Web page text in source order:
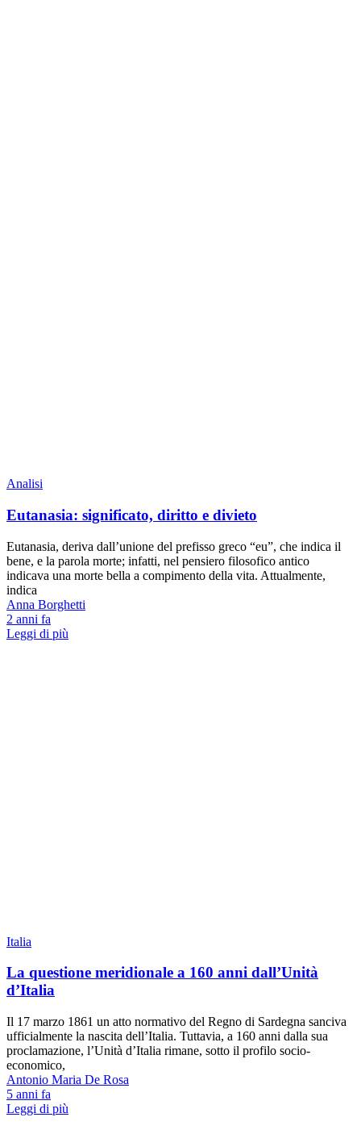
Analisi
Eutanasia: significato, diritto e divieto
Eutanasia, deriva dall’unione del prefisso greco “eu”, che indica il
bene, e la parola morte; infatti, nel pensiero filosofico antico
indicava una morte bella a compimento della vita. Attualmente,
indica
Anna Borghetti
2 anni fa
Leggi di più
Italia
La questione meridionale a 160 anni dall’Unità
d’Italia
Il 17 marzo 1861 un atto normativo del Regno di Sardegna sanciva
ufficialmente la nascita dell’Italia. Tuttavia, a 160 anni dalla sua
proclamazione, l’Unità d’Italia rimane, sotto il profilo socio-
economico,
Antonio Maria De Rosa
5 anni fa
Leggi di più